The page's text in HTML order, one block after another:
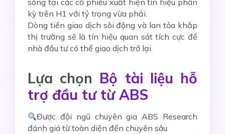
sóng tại các cổ phiếu xuất hiện tín hiệu phân
kỳ trên H1 với tỷ trọng vừa phải.
Dòng tiền giao dịch sôi động và lan tỏa khắp
thị trường sẽ là tín hiệu quan sát tích cực để
nhà đầu tư có thể giao dịch trở lại.
Lựa chọn Bộ tài liệu hỗ
trợ đầu tư từ ABS
Được đội ngũ chuyên gia ABS Research
đánh giá từ toàn diện đến chuyên sâu